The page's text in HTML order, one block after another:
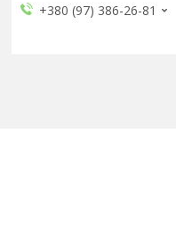
+380 (97) 386-26-81